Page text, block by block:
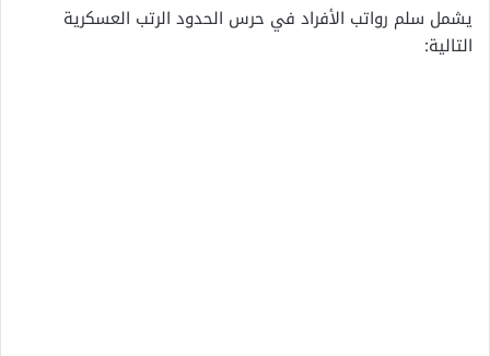
يشمل سلم رواتب الأفراد في حرس الحدود الرتب العسكرية
التالية: